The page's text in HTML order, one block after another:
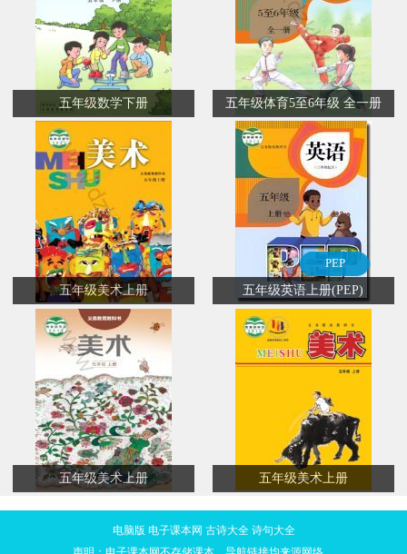
五年级数学下册 五年级体育5至6年级 全一册
五年级美术上册
PEP
五年级英语上册(PEP)
五年级美术上册 五年级美术上册
电脑版 电子课本网 古诗大全 诗句大全